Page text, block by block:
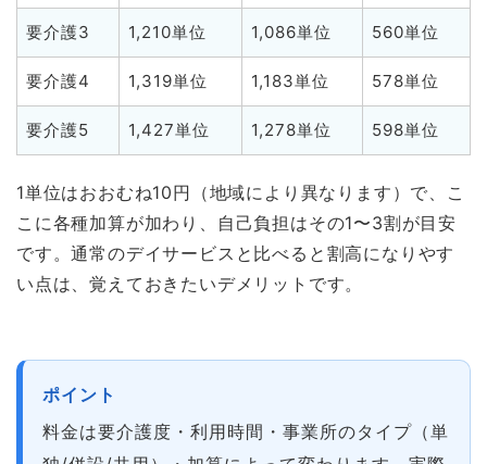
要介護3 1,210単位 1,086単位 560単位
要介護4 1,319単位 1,183単位 578単位
要介護5 1,427単位 1,278単位 598単位
1単位はおおむね10円（地域により異なります）で、こ
こに各種加算が加わり、自己負担はその1〜3割が目安
です。通常のデイサービスと比べると割高になりやす
い点は、覚えておきたいデメリットです。
ポイント
料金は要介護度・利用時間・事業所のタイプ（単